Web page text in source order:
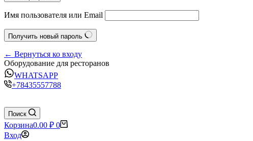
Имя пользователя или Email
Получить новый пароль
← Вернуться ко входу
Оборудование для ресторанов
WHATSAPP
+78435557788
Поиск
Корзина0.00 ₽ 0
Вход